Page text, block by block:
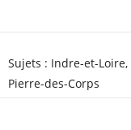
Sujets : Indre-et-Loire,
Pierre-des-Corps